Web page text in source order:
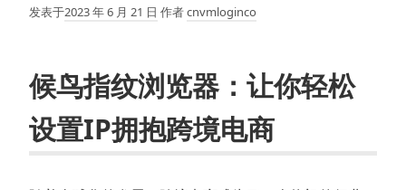
发表于2023 年 6 月 21 日 作者cnvmloginco
候鸟指纹浏览器：让你轻松
设置IP拥抱跨境电商